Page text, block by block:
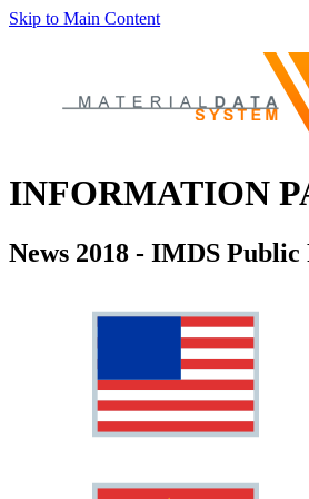
Skip to Main Content
INFORMATION
News 2018 - IMDS Public